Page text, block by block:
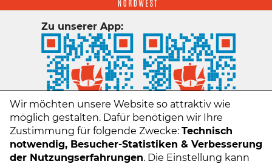
Zu unserer App:
Wir möchten unsere Website so attraktiv wie
möglich gestalten. Dafür benötigen wir Ihre
Zustimmung für folgende Zwecke: Technisch
notwendig, Besucher-Statistiken & Verbesserung
der Nutzungserfahrungen. Die Einstellung kann